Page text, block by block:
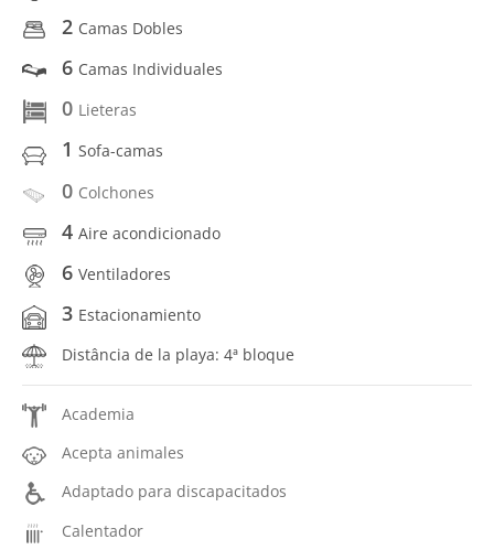
2 Camas Dobles
6 Camas Individuales
0 Lieteras
1 Sofa-camas
0 Colchones
4 Aire acondicionado
6 Ventiladores
3 Estacionamiento
Distância de la playa: 4ª bloque
Academia
Acepta animales
Adaptado para discapacitados
Calentador